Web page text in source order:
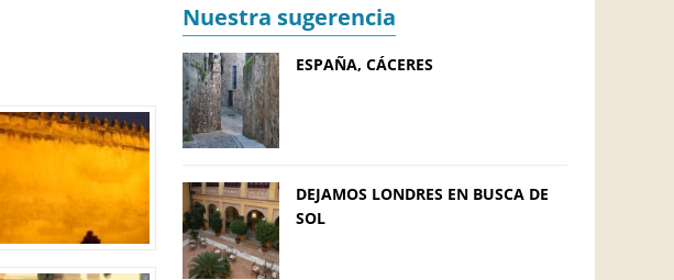
Nuestra sugerencia
ESPAÑA, CÁCERES
DEJAMOS LONDRES EN BUSCA DE
SOL